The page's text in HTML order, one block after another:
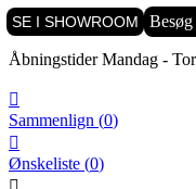

Åbningstider Mandag -

Sammenlign (0)

Ønskeliste (0)
SE I SHOWROOM